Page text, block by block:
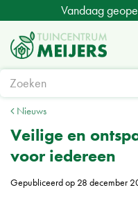
a
Nieuws
Vandaag
Veilige en
voor iedereen
Gepubliceerd op 28 december